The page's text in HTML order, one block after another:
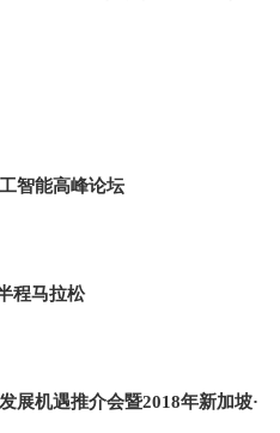
智能高峰论坛
程马拉松
展机遇推介会暨2018年新加坡·